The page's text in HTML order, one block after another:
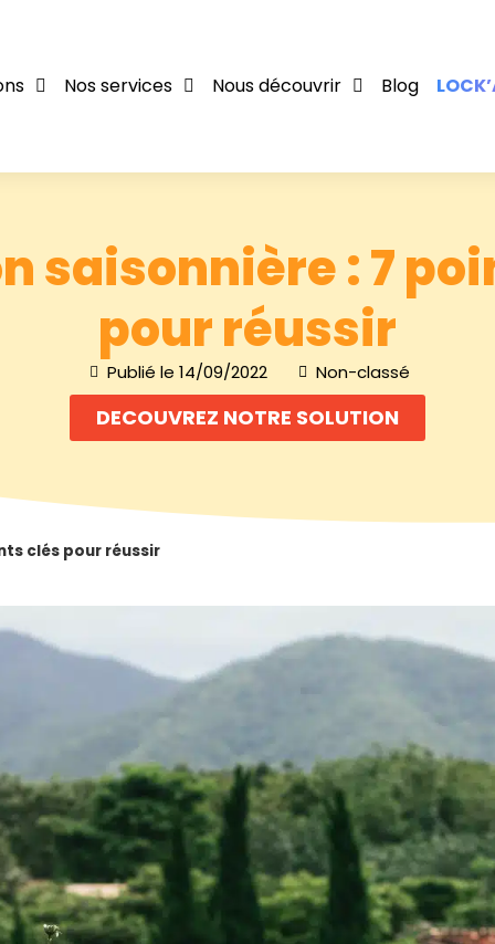
Nos services Nous découvrir Blog
saisonnière : 7
pour réussir
Publié le 14/09/2022 Non-classé
DECOUVREZ NOTRE SOLUTION
clés pour réussir